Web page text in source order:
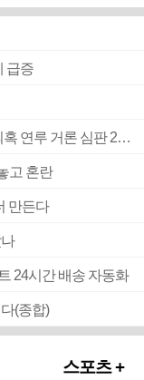
급증
■ 축구협회 ‘성 접대’ 의혹 일파만파…日도 의혹 연루 거론 심판 2명 조사
고 혼란
만든다
24시간 배송 자동화
(종합)
스포츠 +